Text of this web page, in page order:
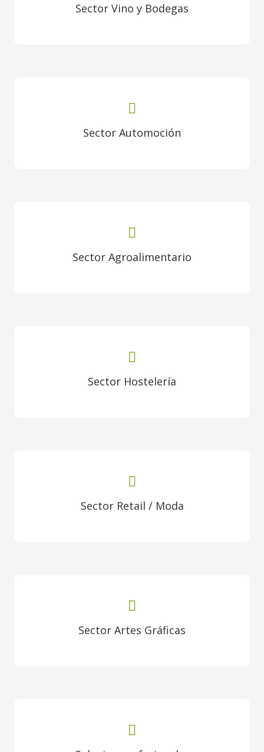
Sector Vino y Bodegas
Sector Automoción
Sector Agroalimentario
Sector Hostelería
Sector Retail / Moda
Sector Artes Gráficas